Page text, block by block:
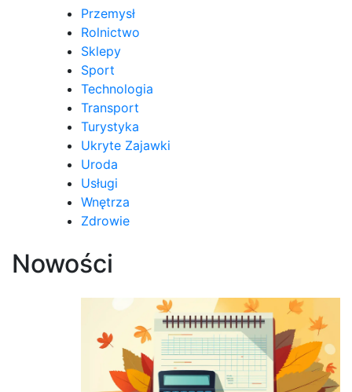
Przemysł
Rolnictwo
Sklepy
Sport
Technologia
Transport
Turystyka
Ukryte Zajawki
Uroda
Usługi
Wnętrza
Zdrowie
Nowości